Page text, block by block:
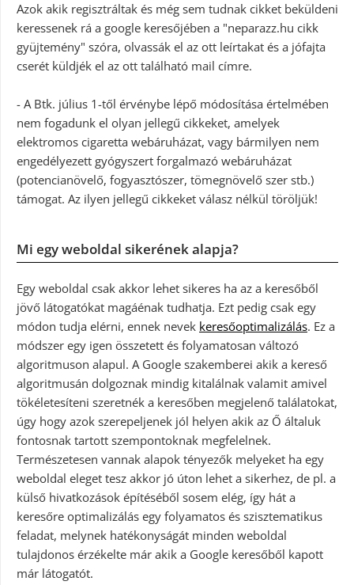
Azok akik regisztráltak és még sem tudnak cikket beküldeni
keressenek rá a google keresőjében a "neparazz.hu cikk
gyüjtemény" szóra, olvassák el az ott leírtakat és a jófajta
cserét küldjék el az ott található mail címre.
- A Btk. július 1-től érvénybe lépő módosítása értelmében
nem fogadunk el olyan jellegű cikkeket, amelyek
elektromos cigaretta webáruházat, vagy bármilyen nem
engedélyezett gyógyszert forgalmazó webáruházat
(potencianövelő, fogyasztószer, tömegnövelő szer stb.)
támogat. Az ilyen jellegű cikkeket válasz nélkül töröljük!
Mi egy weboldal sikerének alapja?
Egy weboldal csak akkor lehet sikeres ha az a keresőből
jövő látogatókat magáénak tudhatja. Ezt pedig csak egy
módon tudja elérni, ennek nevek keresőoptimalizálás. Ez a
módszer egy igen összetett és folyamatosan változó
algoritmuson alapul. A Google szakemberei akik a kereső
algoritmusán dolgoznak mindig kitalálnak valamit amivel
tökéletesíteni szeretnék a keresőben megjelenő találatokat,
úgy hogy azok szerepeljenek jól helyen akik az Ő általuk
fontosnak tartott szempontoknak megfelelnek.
Természetesen vannak alapok tényezők melyeket ha egy
weboldal eleget tesz akkor jó úton lehet a sikerhez, de pl. a
külső hivatkozások építéséből sosem elég, így hát a
keresőre optimalizálás egy folyamatos és szisztematikus
feladat, melynek hatékonyságát minden weboldal
tulajdonos érzékelte már akik a Google keresőből kapott
már látogatót.